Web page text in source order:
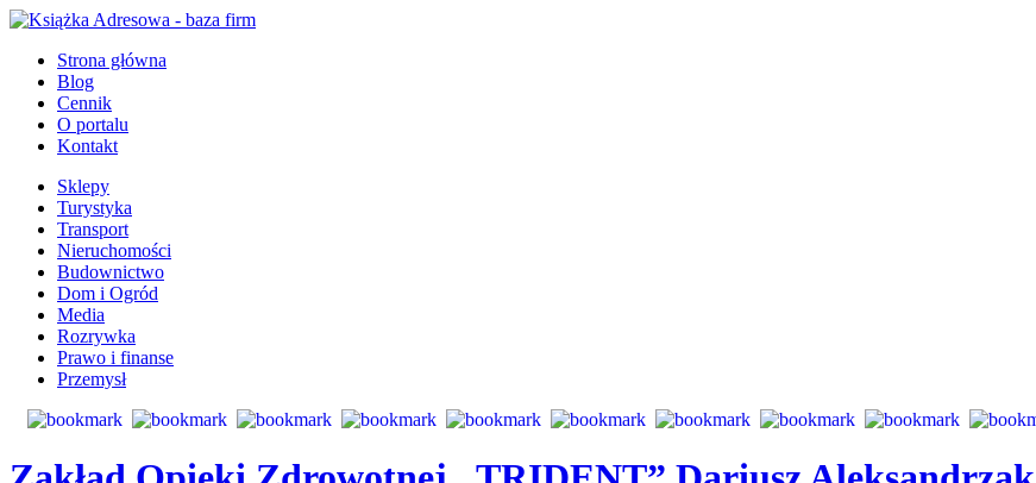
Strona główna
Blog
Cennik
O portalu
Kontakt
Sklepy
Turystyka
Transport
Nieruchomości
Budownictwo
Dom i Ogród
Media
Rozrywka
Prawo i finanse
Przemysł